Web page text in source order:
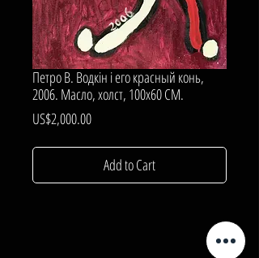
Петро В. Водкiн i его красный конь,
2006. Масло, холст, 100х60 СМ.
US$2,000.00Price
Add to Cart